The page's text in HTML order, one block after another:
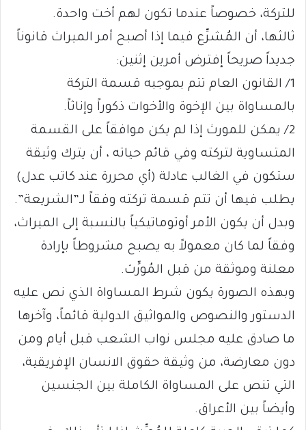
للتركة، خصوصاً عندما تكون لهم أخت واحدة.
ثالثها، أن المُشرِّع فيما إذا أصبح أمر الميراث قانوناً
جديداً صريحاً إفترض أمرين إثنين:
1/ القانون العام تتم بموجبه قسمة التركة
بالمساواة بين الإخوة والأخوات ذكوراً وإناثاً.
2/ يمكن للمورث إذا لم يكن موافقاً على القسمة
المتساوية لتركته وفي قائم حياته ، أن يترك وثيقة
ستكون في الغالب عادلة (أي محررة عند كاتب عدل)
يطلب فيها أن تتم قسمة تركته وفقاً لـ”الشريعة”.
وبدل أن يكون الأمر أوتوماتيكياً بالنسبة إلى الميراث،
وفقاً لما كان معمولاً به يصبح مشروطاً بإرادة
معلنة وموثقة من قبل المُورِّث.
وبهذه الصورة يكون شرط المساواة الذي نص عليه
الدستور والنصوص والمواثيق الدولية قائماً، وآخرها
ما صادق عليه مجلس نواب الشعب قبل أيام ومن
دون معارضة، من وثيقة حقوق الانسان الإفريقية،
التي تنص على المساواة الكاملة بين الجنسين
وأيضاً بين الأعراق.